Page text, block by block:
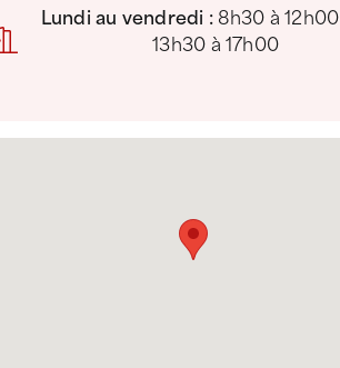
Lundi au vendredi :8h30 à
13h30 à 17h00